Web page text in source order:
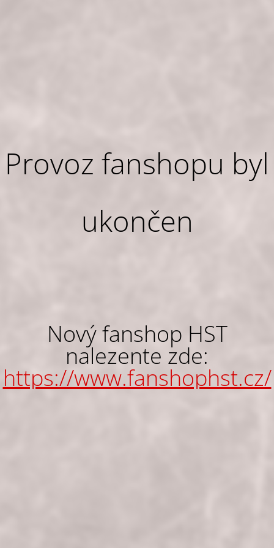
Provoz fanshopu byl
ukončen
Nový fanshop HST
nalezente zde:
https://www.fanshophst.cz/